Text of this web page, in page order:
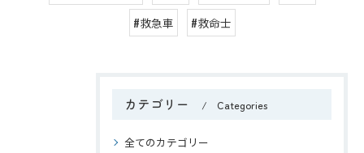
#救急車
#救命士
カテゴリー Categories
全てのカテゴリー